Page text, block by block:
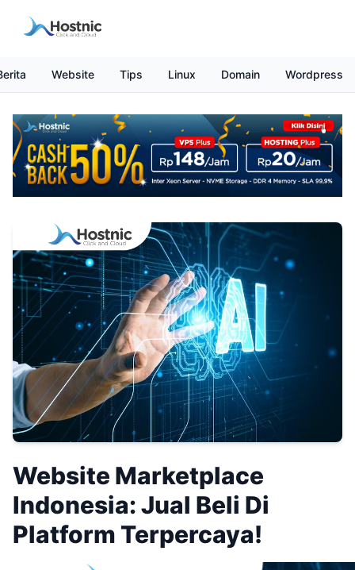
Website Tips Linux Domain Wordpress
Website Marketplace
Indonesia: Jual Beli Di
Platform Terpercaya!